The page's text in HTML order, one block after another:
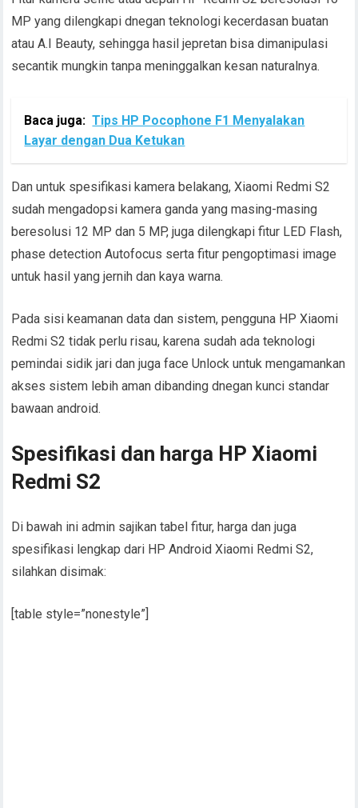
MP yang dilengkapi dnegan teknologi kecerdasan buatan
atau A.I Beauty, sehingga hasil jepretan bisa dimanipulasi
secantik mungkin tanpa meninggalkan kesan naturalnya.
Baca juga: Tips HP Pocophone F1 Menyalakan
Layar dengan Dua Ketukan
Dan untuk spesifikasi kamera belakang, Xiaomi Redmi S2
sudah mengadopsi kamera ganda yang masing-masing
beresolusi 12 MP dan 5 MP, juga dilengkapi fitur LED Flash,
phase detection Autofocus serta fitur pengoptimasi image
untuk hasil yang jernih dan kaya warna.
Pada sisi keamanan data dan sistem, pengguna HP Xiaomi
Redmi S2 tidak perlu risau, karena sudah ada teknologi
pemindai sidik jari dan juga face Unlock untuk mengamankan
akses sistem lebih aman dibanding dnegan kunci standar
bawaan android.
Spesifikasi dan harga HP Xiaomi
Redmi S2
Di bawah ini admin sajikan tabel fitur, harga dan juga
spesifikasi lengkap dari HP Android Xiaomi Redmi S2,
silahkan disimak:
[table style=”nonestyle”]